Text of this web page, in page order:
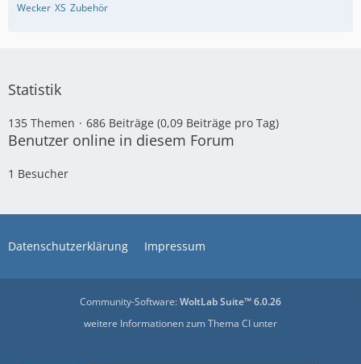
Wecker XS Zubehör
Statistik
135 Themen 686 Beiträge (0,09 Beiträge pro Tag)
Benutzer online in diesem Forum
1 Besucher
Datenschutzerklärung Impressum
Community-Software:WoltLab Suite™ 6.0.26
weitere Informationen zum Thema CI unter